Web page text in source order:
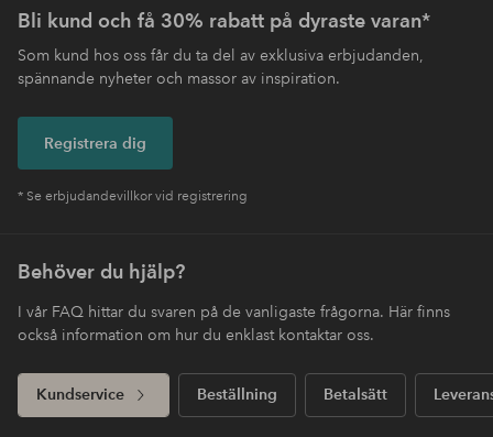
Bli kund och få 30% rabatt på dyraste varan*
Som kund hos oss får du ta del av exklusiva erbjudanden,
spännande nyheter och massor av inspiration.
Registrera dig
* Se erbjudandevillkor vid registrering
Behöver du hjälp?
I vår FAQ hittar du svaren på de vanligaste frågorna. Här finns
också information om hur du enklast kontaktar oss.
Kundservice Beställning Betalsätt